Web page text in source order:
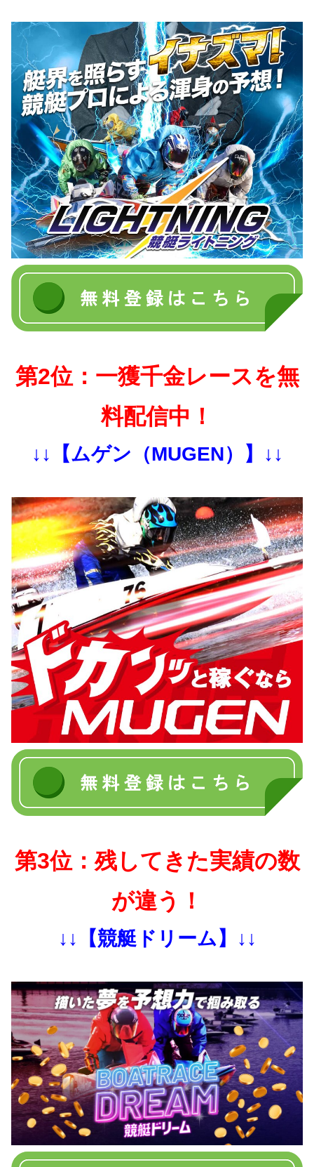
第2位：一獲千金レースを無
料配信中！
↓↓【ムゲン（MUGEN）】↓↓
第3位：残してきた実績の数
が違う！
↓↓【競艇ドリーム】↓↓